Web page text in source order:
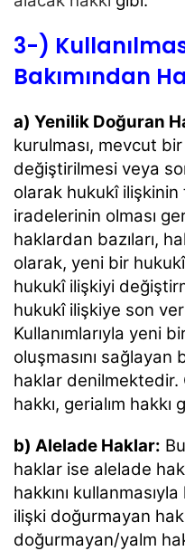
3-)
Bakımından
a) Yenilik Doğuran
kurulması, mevcut
değiştirilmesi veya
olarak hukukî ilişkinin
iradelerinin olması
haklardan bazıları,
olarak, yeni bir
hukukî ilişkiyi
hukukî ilişkiye son
Kullanımlarıyla yeni
oluşmasını sağlayan
haklar denilmektedir.
hakkı, gerialım hakkı
b) Alelade Haklar:
haklar ise alelade
hakkını
ilişki doğurmayan
doğurmayan/yalm